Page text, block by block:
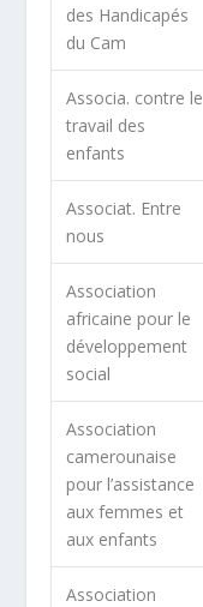
des Handicapés
du Cam
Associa. contre le
travail des
enfants
Associat. Entre
nous
Association
africaine pour le
développement
social
Association
camerounaise
pour l’assistance
aux femmes et
aux enfants
Association